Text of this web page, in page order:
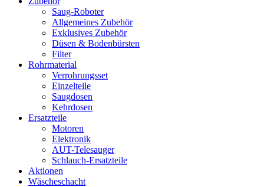
Saug-Roboter
Allgemeines Zubehör
Exklusives Zubehör
Düsen & Bodenbürsten
Filter
Rohrmaterial
Verrohrungsset
Einzelteile
Saugdosen
Kehrdosen
Ersatzteile
Motoren
Elektronik
AUT-Telesauger
Schlauch-Ersatzteile
Aktionen
Wäscheschacht